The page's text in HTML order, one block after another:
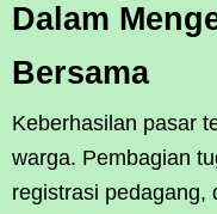
Dalam
Bersama
Keberhasilan pasar
warga. Pembagian
registrasi pedagang,